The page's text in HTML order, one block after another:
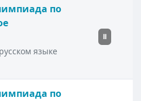
по
языке
II
по